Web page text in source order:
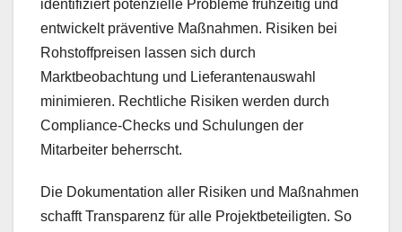
identifiziert potenzielle Probleme frühzeitig und
entwickelt präventive Maßnahmen. Risiken bei
Rohstoffpreisen lassen sich durch
Marktbeobachtung und Lieferantenauswahl
minimieren. Rechtliche Risiken werden durch
Compliance-Checks und Schulungen der
Mitarbeiter beherrscht.
Die Dokumentation aller Risiken und Maßnahmen
schafft Transparenz für alle Projektbeteiligten. So